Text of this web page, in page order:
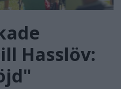
Hasslöv: